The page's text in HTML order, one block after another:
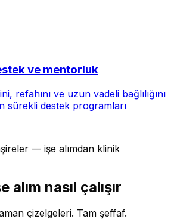
ve mentorluk
refahını ve uzun vadeli bağlılığını
sürekli destek programları
— işe alımdan klinik
alım nasıl çalışır
çizelgeleri. Tam şeffaf.